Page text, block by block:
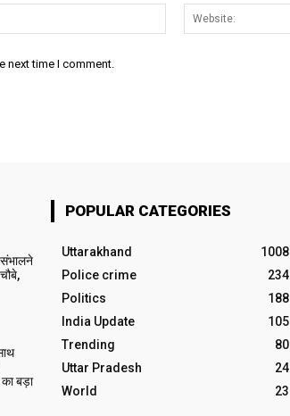
Email:*
next time I comment.
बड़ा
POPULAR CATEGORIES
Uttarakhand
1008
Police crime
234
Politics
188
India Update
105
Trending
80
Uttar Pradesh
24
World
23